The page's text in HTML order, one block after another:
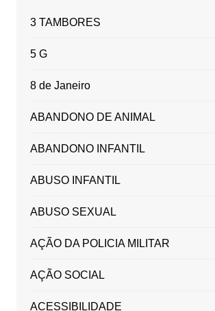
3 TAMBORES
5 G
8 de Janeiro
ABANDONO DE ANIMAL
ABANDONO INFANTIL
ABUSO INFANTIL
ABUSO SEXUAL
AÇÃO DA POLICIA MILITAR
AÇÃO SOCIAL
ACESSIBILIDADE